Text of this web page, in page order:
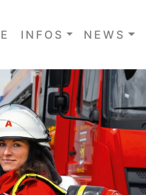
INFOS NEWS